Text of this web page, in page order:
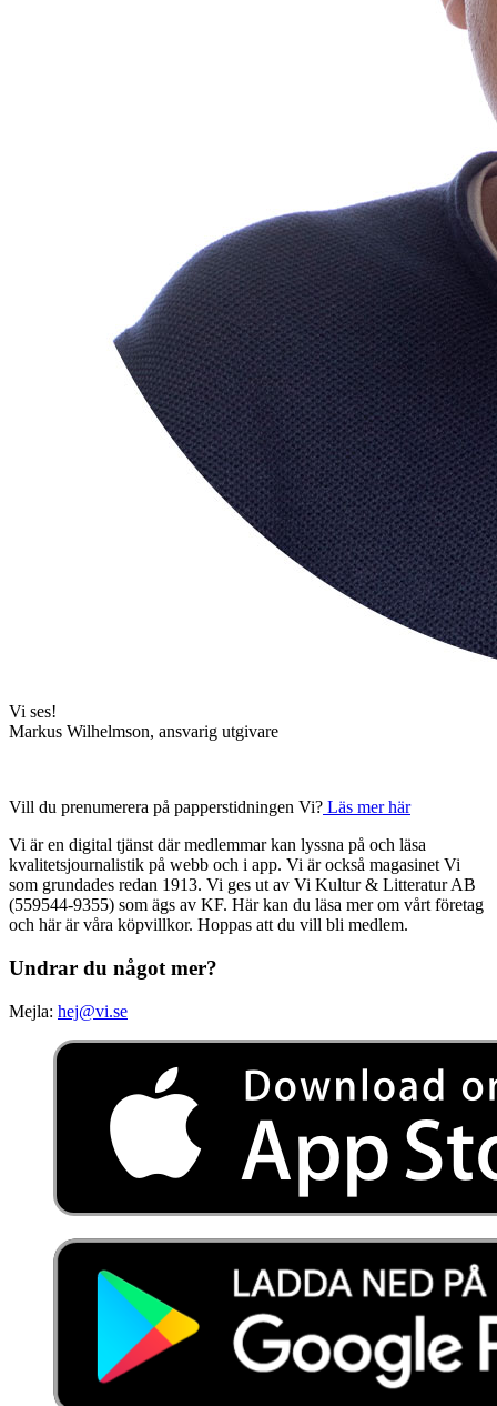
Vi ses!
Markus Wilhelmson, ansvarig utgivare
Vill du prenumerera på papperstidningen Vi? Läs mer här
Vi är en digital tjänst där medlemmar kan lyssna på och läsa
kvalitetsjournalistik på webb och i app. Vi är också magasinet Vi
som grundades redan 1913. Vi ges ut av Vi Kultur & Litteratur AB
(559544-9355) som ägs av KF. Här kan du läsa mer om vårt företag
och här är våra köpvillkor. Hoppas att du vill bli medlem.
Undrar du något mer?
Mejla: hej@vi.se